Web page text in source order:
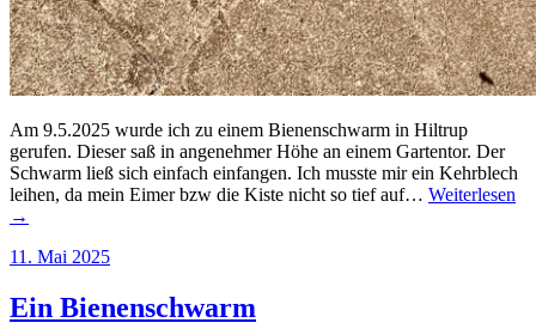
Am 9.5.2025 wurde ich zu einem Bienenschwarm in Hiltrup
gerufen. Dieser saß in angenehmer Höhe an einem Gartentor. Der
Schwarm ließ sich einfach einfangen. Ich musste mir ein Kehrblech
leihen, da mein Eimer bzw die Kiste nicht so tief auf… Weiterlesen
→
11. Mai 2025
Ein Bienenschwarm